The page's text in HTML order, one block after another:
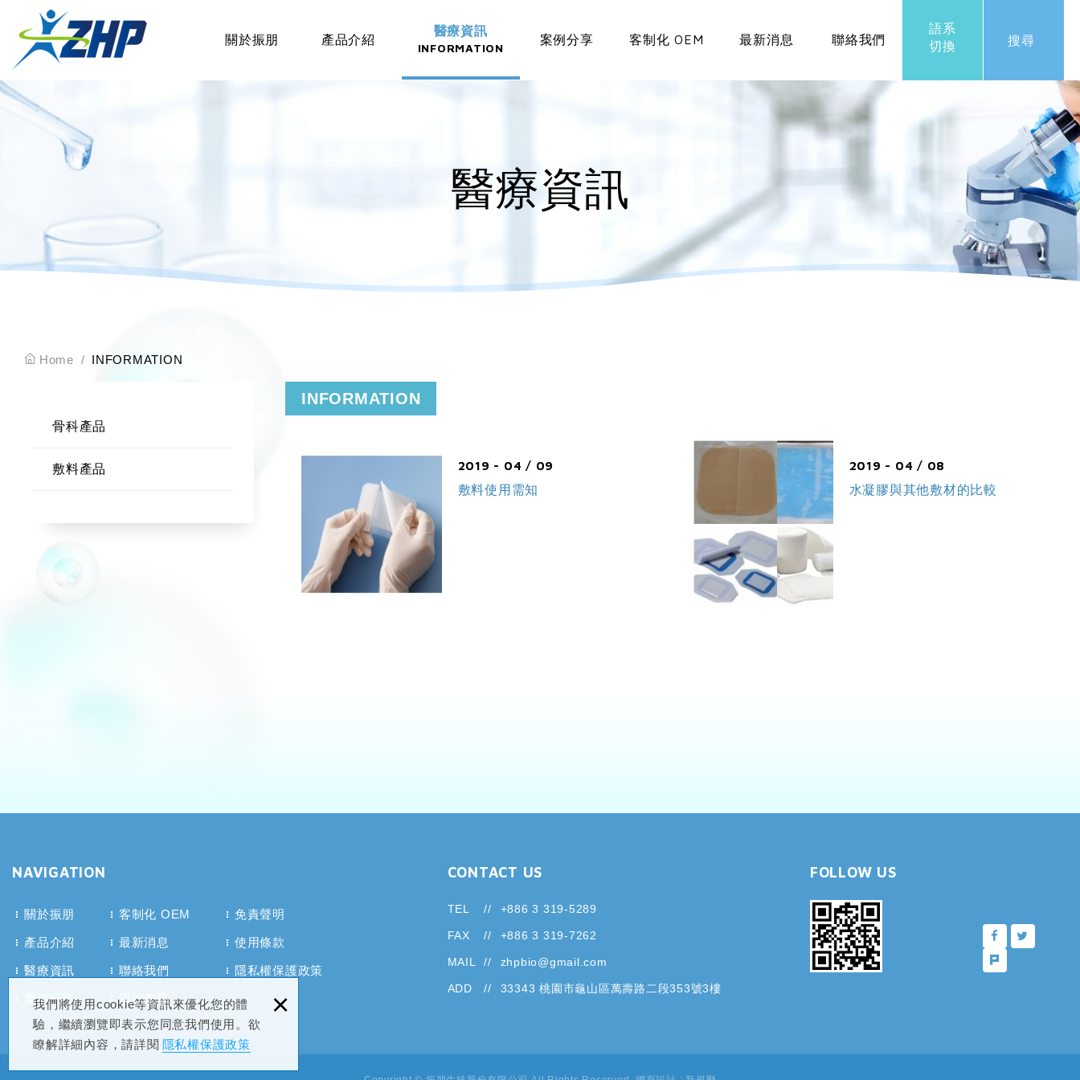
我們將使用cookie等資訊來優化您的體
驗，繼續瀏覽即表示您同意我們使用。欲
瞭解詳細內容，請詳閱 隱私權保護政策
×
語系
切換
搜尋
關於振朋 產品介紹
醫療資訊
INFORMATION
案例分享 客制化 OEM 最新消息 聯絡我們
醫療資訊
Home INFORMATION
骨科產品
敷料產品
INFORMATION
2019 - 04 / 09
敷料使用需知
2019 - 04 / 08
水凝膠與其他敷材的比較
NAVIGATION
關於振朋
產品介紹
醫療資訊
案例分享
客制化 OEM
最新消息
聯絡我們
回到首頁
免責聲明
使用條款
隱私權保護政策
CONTACT US
TEL +886 3 319-5289
FAX +886 3 319-7262
MAIL zhpbio@gmail.com
ADD 33343 桃園市龜山區萬壽路二段353號3樓
FOLLOW US